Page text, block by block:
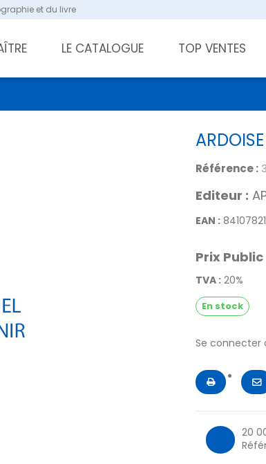
et du livre
LE CATALOGUE TOP VENTES
Référence :
Editeur :
EAN :
Prix Public
TVA : 20%
En stock
Se connecter
20